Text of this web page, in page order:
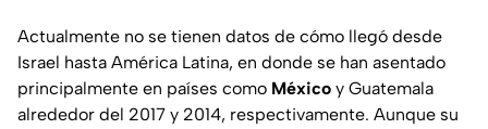
Actualmente no se tienen datos de cómo llegó desde
Israel hasta América Latina, en donde se han asentado
principalmente en países como México y Guatemala
alrededor del 2017 y 2014, respectivamente. Aunque su